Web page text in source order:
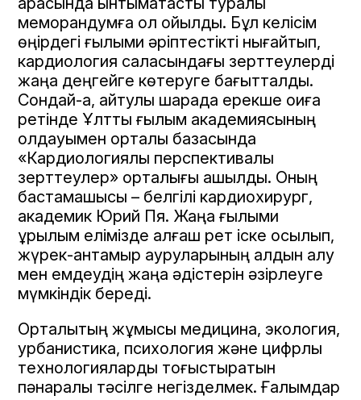
меморандумға қол қойылды. Бұл келісім
өңірдегі ғылыми әріптестікті нығайтып,
кардиология саласындағы зерттеулерді
жаңа деңгейге көтеруге бағытталды.
Сондай-ақ, айтулы шарада ерекше оқиға
ретінде Ұлттық ғылым академиясының
қолдауымен орталық базасында
«Кардиологиялық перспективалық
зерттеулер» орталығы ашылды. Оның
бастамашысы – белгілі кардиохирург,
академик Юрий Пя. Жаңа ғылыми
құрылым елімізде алғаш рет іске қосылып,
жүрек-қантамыр ауруларының алдын алу
мен емдеудің жаңа әдістерін әзірлеуге
мүмкіндік береді.
Орталықтың жұмысы медицина, экология,
урбанистика, психология және цифрлық
технологияларды тоғыстыратын
пәнаралық тәсілге негізделмек. Ғалымдар